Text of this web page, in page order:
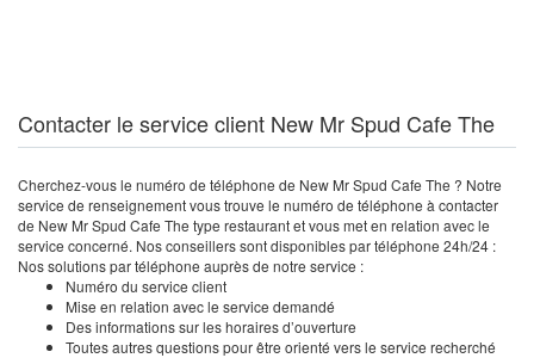
Contacter le service client New Mr Spud Cafe The
Cherchez-vous le numéro de téléphone de New Mr Spud Cafe The ? Notre
service de renseignement vous trouve le numéro de téléphone à contacter
de New Mr Spud Cafe The type restaurant et vous met en relation avec le
service concerné. Nos conseillers sont disponibles par téléphone 24h/24 :
Nos solutions par téléphone auprès de notre service :
Numéro du service client
Mise en relation avec le service demandé
Des informations sur les horaires d’ouverture
Toutes autres questions pour être orienté vers le service recherché